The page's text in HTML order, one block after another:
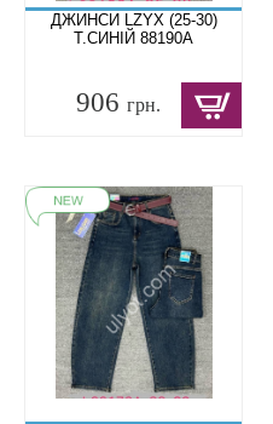
ДЖИНСИ LZYX (25-30)
Т.СИНІЙ 88190A
906 грн.